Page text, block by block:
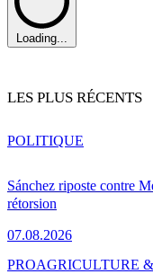
Loading...
LES PLUS RÉCENTS
Sánchez riposte contre
rétorsion
07.08.2026
POLITIQUE
PROAGRICULTURE